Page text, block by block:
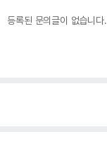
등록된 문의글이 없습니다.